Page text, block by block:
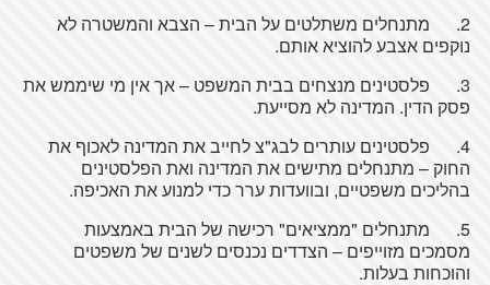
2. מתנחלים משתלטים על הבית – הצבא והמשטרה לא
נוקפים אצבע להוציא אותם.
3. פלסטינים מנצחים בבית המשפט – אך אין מי שיממש את
פסק הדין. המדינה לא מסייעת.
4. פלסטינים עותרים לבג"צ לחייב את המדינה לאכוף את
החוק – מתנחלים מתישים את המדינה ואת הפלסטינים
בהליכים משפטיים, ובוועדות ערר כדי למנוע את האכיפה.
5. מתנחלים "ממציאים" רכישה של הבית באמצעות
מסמכים מזוייפים – הצדדים נכנסים לשנים של משפטים
והוכחות בעלות.